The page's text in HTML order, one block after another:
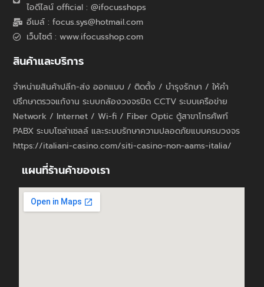
ไอดีไลน์ official : @ifocusshops
อีเมล์ : focus.sys@hotmail.com
เว็บไซต์ : www.ifocusshop.com
สินค้าและบริการ
จำหน่ายสินค้าปลีก-ส่ง ออกแบบ / ติดตั้ง / บำรุงรักษา / ให้คำ
ปรึกษาตรวจแก้งาน ระบบกล้องวงจรปิด CCTV ระบบเครือข่าย
Network / Internet / Wi-fi / Fiber Optic ตู้สาขาโทรศัพท์
PABX ระบบโซล่าเซลล์ และระบบรักษาความปลอดภัยแบบครบวงจร
https://italiani-casino.com/siti-casino-non-aams-italia/
แผนที่ร้านค้าของเรา